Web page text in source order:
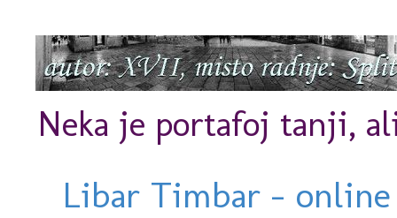
Neka je portafoj tanji,
Libar Timbar -